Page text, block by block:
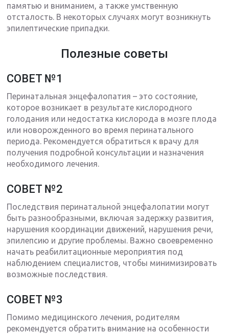
памятью и вниманием, а также умственную
отсталость. В некоторых случаях могут возникнуть
эпилептические припадки.
Полезные советы
СОВЕТ №1
Перинатальная энцефалопатия – это состояние,
которое возникает в результате кислородного
голодания или недостатка кислорода в мозге плода
или новорожденного во время перинатального
периода. Рекомендуется обратиться к врачу для
получения подробной консультации и назначения
необходимого лечения.
СОВЕТ №2
Последствия перинатальной энцефалопатии могут
быть разнообразными, включая задержку развития,
нарушения координации движений, нарушения речи,
эпилепсию и другие проблемы. Важно своевременно
начать реабилитационные мероприятия под
наблюдением специалистов, чтобы минимизировать
возможные последствия.
СОВЕТ №3
Помимо медицинского лечения, родителям
рекомендуется обратить внимание на особенности